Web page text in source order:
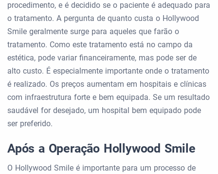
procedimento, e é decidido se o paciente é adequado para
o tratamento. A pergunta de quanto custa o Hollywood
Smile geralmente surge para aqueles que farão o
tratamento. Como este tratamento está no campo da
estética, pode variar financeiramente, mas pode ser de
alto custo. É especialmente importante onde o tratamento
é realizado. Os preços aumentam em hospitais e clínicas
com infraestrutura forte e bem equipada. Se um resultado
saudável for desejado, um hospital bem equipado pode
ser preferido.
Após a Operação Hollywood Smile
O Hollywood Smile é importante para um processo de